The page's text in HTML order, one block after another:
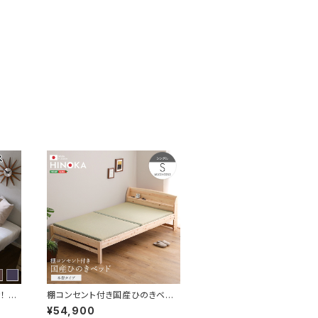
ほ
レ
棚コンセント付き国産ひのきベッ
ド 本畳タイプ【HINOKA-ヒノ
¥54,900